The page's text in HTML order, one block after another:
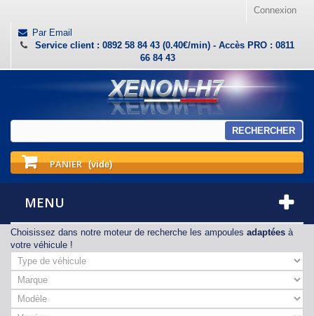
Connexion
Par Email
Service client : 0892 58 84 43 (0.40€/min) - Accès PRO : 0811
66 84 43
RECHERCHER
PANIER (vide)
MENU
Choisissez dans notre moteur de recherche les ampoules adaptées à
votre véhicule !